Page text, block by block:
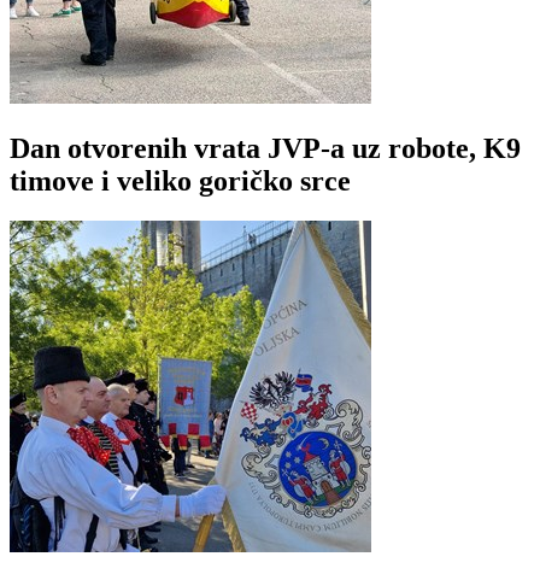
Dan otvorenih vrata JVP-a uz robote, K9
timove i veliko goričko srce